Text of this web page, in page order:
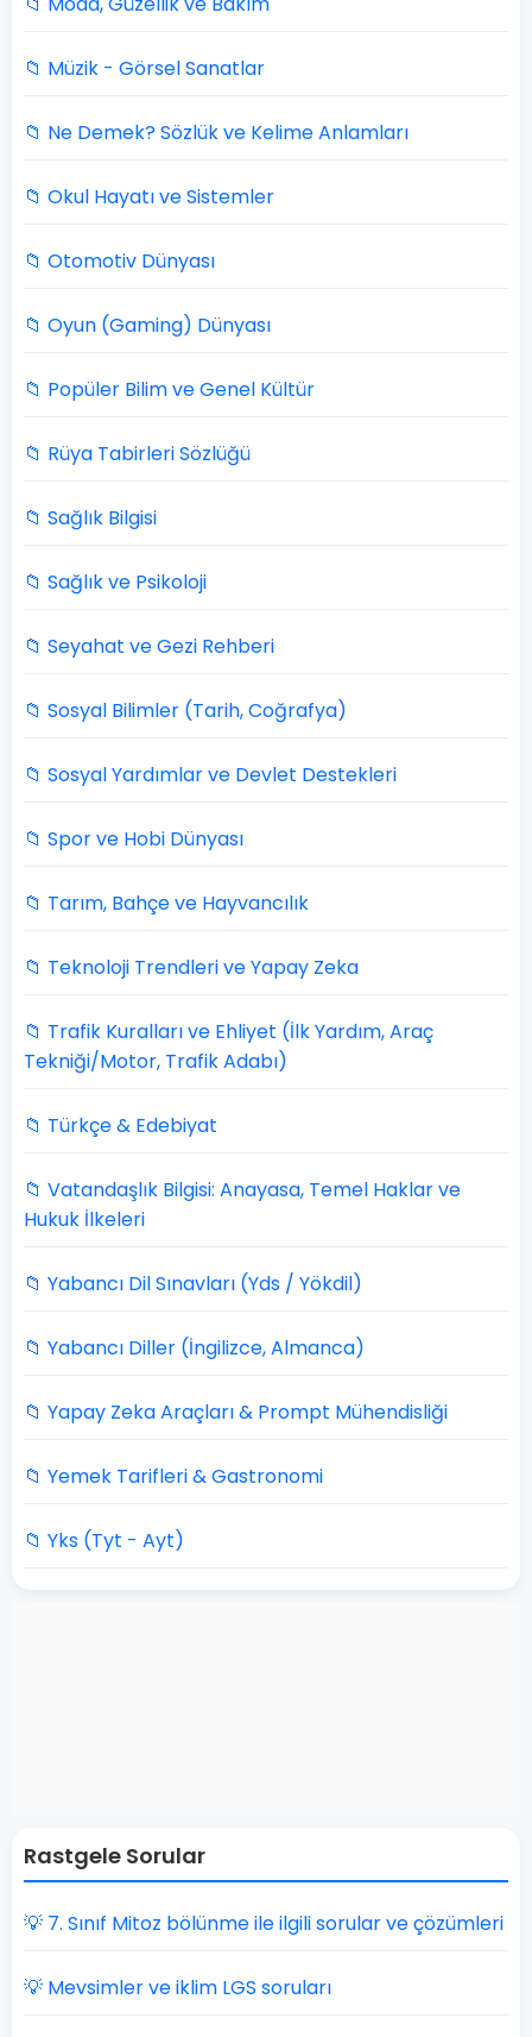
📁 Müzik - Görsel Sanatlar
📁 Ne Demek? Sözlük ve Kelime Anlamları
📁 Okul Hayatı ve Sistemler
📁 Otomotiv Dünyası
📁 Oyun (Gaming) Dünyası
📁 Popüler Bilim ve Genel Kültür
📁 Rüya Tabirleri Sözlüğü
📁 Sağlık Bilgisi
📁 Sağlık ve Psikoloji
📁 Seyahat ve Gezi Rehberi
📁 Sosyal Bilimler (Tarih, Coğrafya)
📁 Sosyal Yardımlar ve Devlet Destekleri
📁 Spor ve Hobi Dünyası
📁 Tarım, Bahçe ve Hayvancılık
📁 Teknoloji Trendleri ve Yapay Zeka
📁 Trafik Kuralları ve Ehliyet (İlk Yardım, Araç
Tekniği/Motor, Trafik Adabı)
📁 Türkçe & Edebiyat
📁 Vatandaşlık Bilgisi: Anayasa, Temel Haklar ve
Hukuk İlkeleri
📁 Yabancı Dil Sınavları (Yds / Yökdil)
📁 Yabancı Diller (İngilizce, Almanca)
📁 Yapay Zeka Araçları & Prompt Mühendisliği
📁 Yemek Tarifleri & Gastronomi
📁 Yks (Tyt - Ayt)
Rastgele Sorular
💡 7. Sınıf ​Mitoz bölünme ile ilgili sorular ve çözümleri
💡 Mevsimler ve iklim LGS soruları